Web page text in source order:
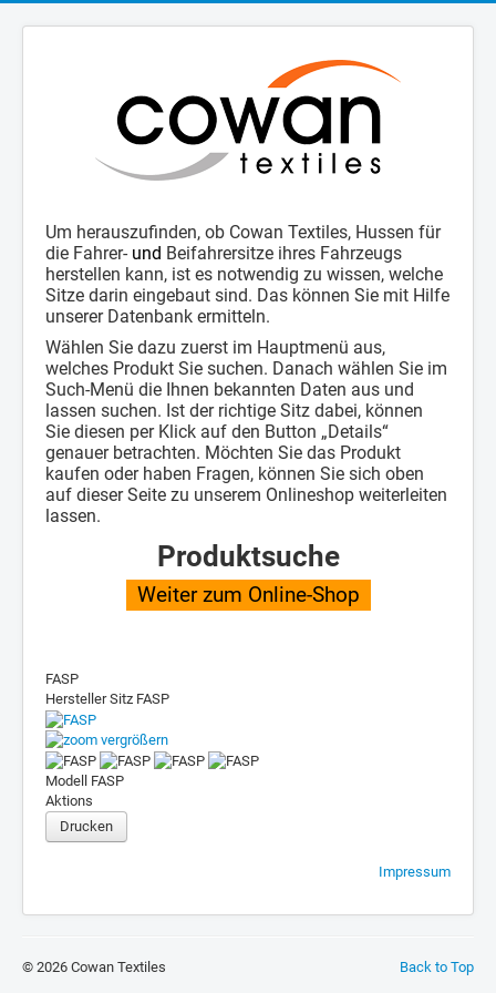
Um herauszufinden, ob Cowan Textiles, Hussen für
die Fahrer- und Beifahrersitze ihres Fahrzeugs
herstellen kann, ist es notwendig zu wissen, welche
Sitze darin eingebaut sind. Das können Sie mit Hilfe
unserer Datenbank ermitteln.
Wählen Sie dazu zuerst im Hauptmenü aus,
welches Produkt Sie suchen. Danach wählen Sie im
Such-Menü die Ihnen bekannten Daten aus und
lassen suchen. Ist der richtige Sitz dabei, können
Sie diesen per Klick auf den Button „Details“
genauer betrachten. Möchten Sie das Produkt
kaufen oder haben Fragen, können Sie sich oben
auf dieser Seite zu unserem Onlineshop weiterleiten
lassen.
Produktsuche
Weiter zum Online-Shop
FASP
Hersteller Sitz FASP
vergrößern
Modell FASP
Aktions
Drucken
Impressum
Back to Top
© 2026 Cowan Textiles